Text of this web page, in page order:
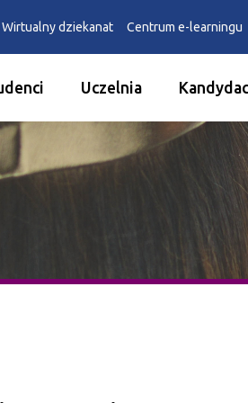
Wirtualny dziekanat Centrum e-learningu
Uczelnia